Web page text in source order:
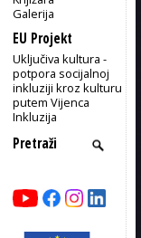
Galerija
EU Projekt
Uključiva kultura -
potpora socijalnoj
inkluziji kroz kulturu
putem Vijenca
Inkluzija